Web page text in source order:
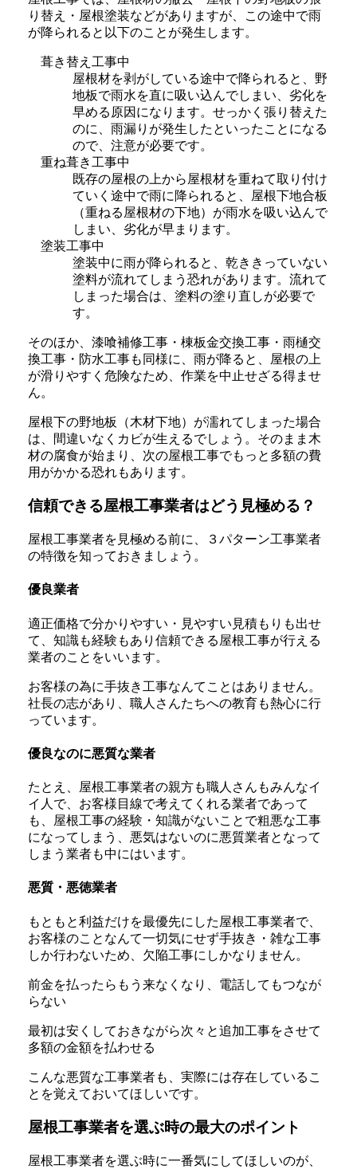
り替え・屋根塗装などがありますが、この途中で雨
が降られると以下のことが発生します。
葺き替え工事中
屋根材を剥がしている途中で降られると、野
地板で雨水を直に吸い込んでしまい、劣化を
早める原因になります。せっかく張り替えた
のに、雨漏りが発生したといったことになる
ので、注意が必要です。
重ね葺き工事中
既存の屋根の上から屋根材を重ねて取り付け
ていく途中で雨に降られると、屋根下地合板
（重ねる屋根材の下地）が雨水を吸い込んで
しまい、劣化が早まります。
塗装工事中
塗装中に雨が降られると、乾ききっていない
塗料が流れてしまう恐れがあります。流れて
しまった場合は、塗料の塗り直しが必要で
す。
そのほか、漆喰補修工事・棟板金交換工事・雨樋交
換工事・防水工事も同様に、雨が降ると、屋根の上
が滑りやすく危険なため、作業を中止せざる得ませ
ん。
屋根下の野地板（木材下地）が濡れてしまった場合
は、間違いなくカビが生えるでしょう。そのまま木
材の腐食が始まり、次の屋根工事でもっと多額の費
用がかかる恐れもあります。
信頼できる屋根工事業者はどう見極める？
屋根工事業者を見極める前に、３パターン工事業者
の特徴を知っておきましょう。
優良業者
適正価格で分かりやすい・見やすい見積もりも出せ
て、知識も経験もあり信頼できる屋根工事が行える
業者のことをいいます。
お客様の為に手抜き工事なんてことはありません。
社長の志があり、職人さんたちへの教育も熱心に行
っています。
優良なのに悪質な業者
たとえ、屋根工事業者の親方も職人さんもみんなイ
イ人で、お客様目線で考えてくれる業者であって
も、屋根工事の経験・知識がないことで粗悪な工事
になってしまう、悪気はないのに悪質業者となって
しまう業者も中にはいます。
悪質・悪徳業者
もともと利益だけを最優先にした屋根工事業者で、
お客様のことなんて一切気にせず手抜き・雑な工事
しか行わないため、欠陥工事にしかなりません。
前金を払ったらもう来なくなり、電話してもつなが
らない
最初は安くしておきながら次々と追加工事をさせて
多額の金額を払わせる
こんな悪質な工事業者も、実際には存在しているこ
とを覚えておいてほしいです。
屋根工事業者を選ぶ時の最大のポイント
屋根工事業者を選ぶ時に一番気にしてほしいのが、